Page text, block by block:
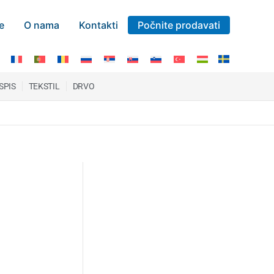
O nama Kontakti Počnite prodavati
TEKSTIL DRVO